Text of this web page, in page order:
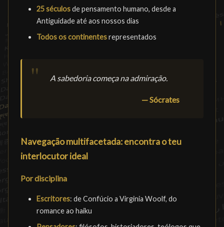
25 séculosde pensamento humano, desde a
Antiguidade até aos nossos dias
Todos os continentesrepresentados
A sabedoria começa na admiração.
— Sócrates
Navegação multifacetada: encontra o teu
interlocutor ideal
Por disciplina
Escritores: de Confúcio a Virginia Woolf, do
romance ao haiku